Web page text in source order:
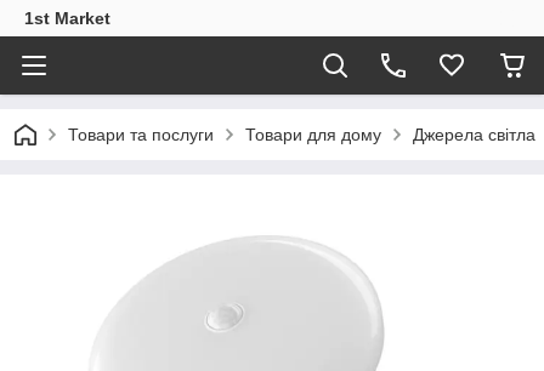
1st Market
Товари та послуги Товари для дому Джерела світла